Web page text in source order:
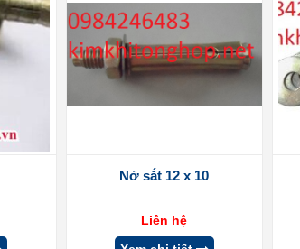
Nở sắt 12 x 10
Liên hệ